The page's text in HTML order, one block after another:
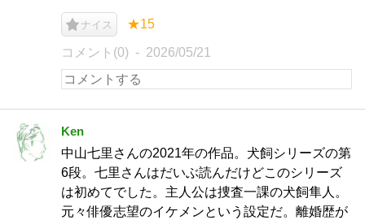
ナイス ★15
コメント(0) 2026/05/21
Ken
中山七里さんの2021年の作品。犬飼シリーズの第
6段。七里さんはだいぶ読んだけどこのシリーズ
は初めてでした。主人公は捜査一課の犬飼隼人。
元々俳優志望のイケメンという設定だ。離婚歴が